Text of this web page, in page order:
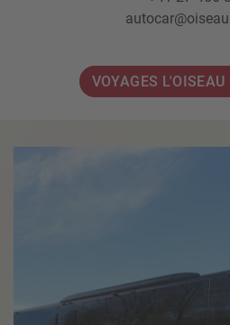
VOYAGES L'OISEAU